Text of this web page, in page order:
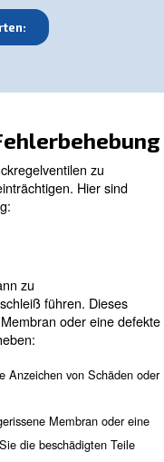
für
Einstellknopf am
Knopf, der
eine
Einstellknopf im
den Uhrzeigersinn, um
vor und
zu vermeiden.